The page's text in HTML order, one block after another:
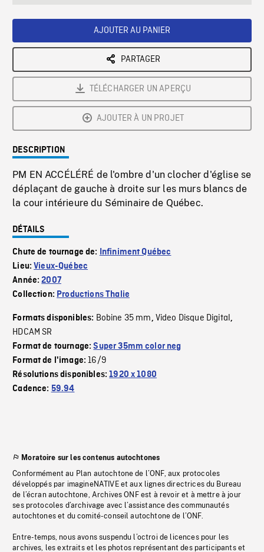
AJOUTER AU PANIER
PARTAGER
TÉLÉCHARGER UN APERÇU
AJOUTER À UN PROJET
DESCRIPTION
PM EN ACCÉLÉRÉ de l'ombre d'un clocher d'église se
déplaçant de gauche à droite sur les murs blancs de
la cour intérieure du Séminaire de Québec.
DÉTAILS
Chute de tournage de:
Infiniment Québec
Lieu:Vieux-Québec
Année:2007
Collection: Productions Thalie
Formats disponibles: Bobine 35 mm, Video Disque Digital,
HDCAM SR
Format de tournage:Super 35mm color neg
Format de l'image:16/9
Résolutions disponibles:1920 x 1080
Cadence: 59.94
Moratoire sur les contenus autochtones
Conformément au Plan autochtone de l’ONF, aux protocoles
développés par imagineNATIVE et aux lignes directrices du Bureau
de l’écran autochtone, Archives ONF est à revoir et à mettre à jour
ses protocoles d’archivage avec l’assistance des communautés
autochtones et du comité-conseil autochtone de l’ONF.
Entre-temps, nous avons suspendu l’octroi de licences pour les
archives, les extraits et les photos représentant des participants et